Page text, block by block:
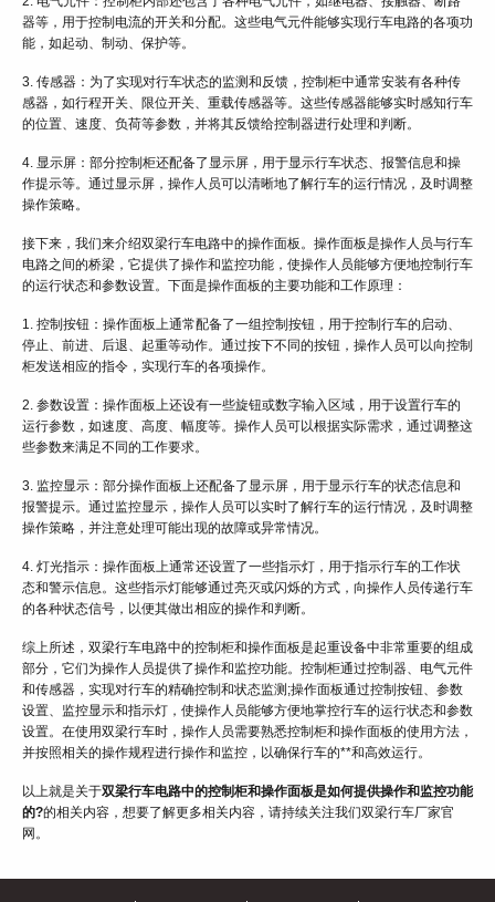
器等，用于控制电流的开关和分配。这些电气元件能够实现行车电路的各项功
能，如起动、制动、保护等。
3. 传感器：为了实现对行车状态的监测和反馈，控制柜中通常安装有各种传
感器，如行程开关、限位开关、重载传感器等。这些传感器能够实时感知行车
的位置、速度、负荷等参数，并将其反馈给控制器进行处理和判断。
4. 显示屏：部分控制柜还配备了显示屏，用于显示行车状态、报警信息和操
作提示等。通过显示屏，操作人员可以清晰地了解行车的运行情况，及时调整
操作策略。
接下来，我们来介绍双梁行车电路中的操作面板。操作面板是操作人员与行车
电路之间的桥梁，它提供了操作和监控功能，使操作人员能够方便地控制行车
的运行状态和参数设置。下面是操作面板的主要功能和工作原理：
1. 控制按钮：操作面板上通常配备了一组控制按钮，用于控制行车的启动、
停止、前进、后退、起重等动作。通过按下不同的按钮，操作人员可以向控制
柜发送相应的指令，实现行车的各项操作。
2. 参数设置：操作面板上还设有一些旋钮或数字输入区域，用于设置行车的
运行参数，如速度、高度、幅度等。操作人员可以根据实际需求，通过调整这
些参数来满足不同的工作要求。
3. 监控显示：部分操作面板上还配备了显示屏，用于显示行车的状态信息和
报警提示。通过监控显示，操作人员可以实时了解行车的运行情况，及时调整
操作策略，并注意处理可能出现的故障或异常情况。
4. 灯光指示：操作面板上通常还设置了一些指示灯，用于指示行车的工作状
态和警示信息。这些指示灯能够通过亮灭或闪烁的方式，向操作人员传递行车
的各种状态信号，以便其做出相应的操作和判断。
综上所述，双梁行车电路中的控制柜和操作面板是起重设备中非常重要的组成
部分，它们为操作人员提供了操作和监控功能。控制柜通过控制器、电气元件
和传感器，实现对行车的精确控制和状态监测;操作面板通过控制按钮、参数
设置、监控显示和指示灯，使操作人员能够方便地掌控行车的运行状态和参数
设置。在使用双梁行车时，操作人员需要熟悉控制柜和操作面板的使用方法，
并按照相关的操作规程进行操作和监控，以确保行车的**和高效运行。
以上就是关于双梁行车电路中的控制柜和操作面板是如何提供操作和监控功能
的?的相关内容，想要了解更多相关内容，请持续关注我们双梁行车厂家官
网。